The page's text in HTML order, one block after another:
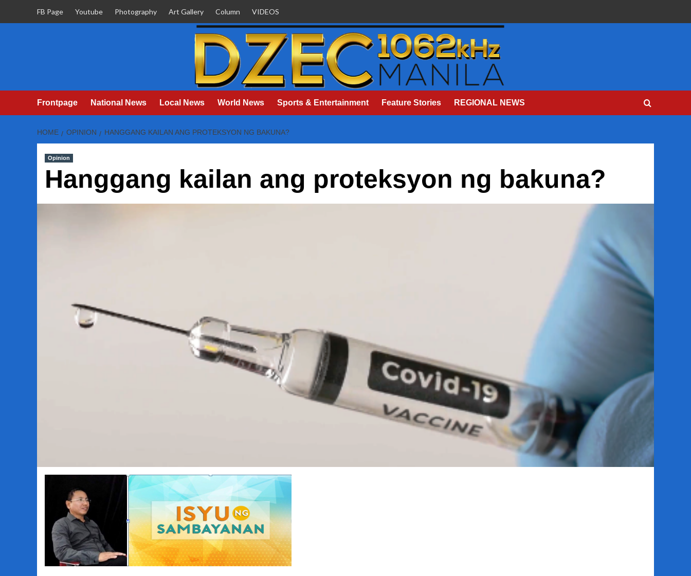
FB Page Youtube Photography Art Gallery Column VIDEOS
Frontpage National News Local News World News Sports & Entertainment Feature Stories REGIONAL NEWS
HOME OPINION HANGGANG KAILAN ANG PROTEKSYON NG BAKUNA?
Opinion
Hanggang kailan ang proteksyon ng bakuna?